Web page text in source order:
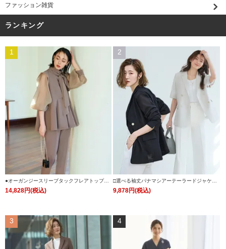
ファッション雑貨
ランキング
1
●オーガンジースリーブタックフレアトップス
＆シークレットゴム・スリムテーパードパンツ
14,828円(税込)
2
□選べる袖丈パナマシアーテーラードジャケッ
ト 「CJK1543」
9,878円(税込)
3 4